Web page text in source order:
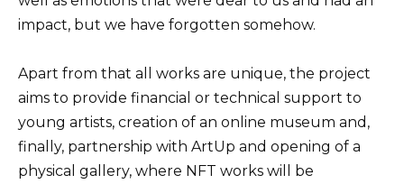
impact, but we have forgotten somehow.
Apart from that all works are unique, the project
aims to provide financial or technical support to
young artists, creation of an online museum and,
finally, partnership with ArtUp and opening of a
physical gallery, where NFT works will be